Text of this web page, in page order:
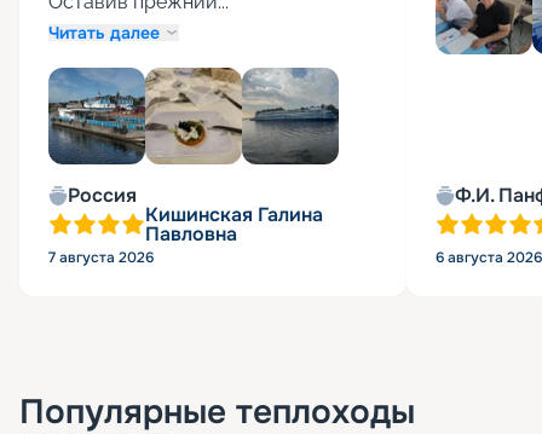
Читать далее
Россия
Кишинская Галина
Павловна
7 августа 2026
Ф.И.
6 августа 2026
Популярные теплоходы